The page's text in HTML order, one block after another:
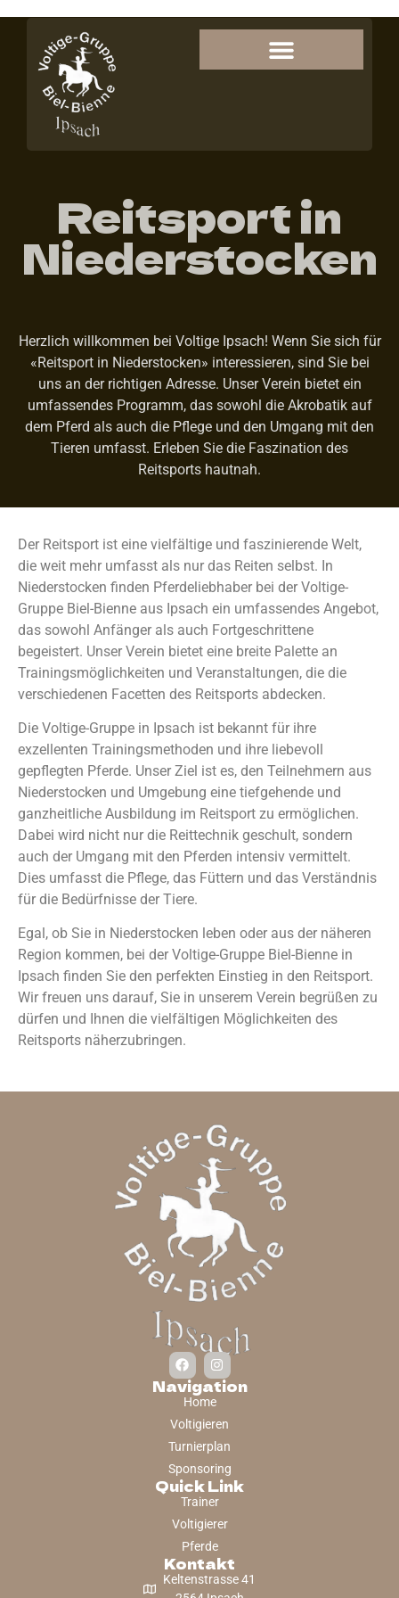
Reitsport in
Niederstocken
Herzlich willkommen bei Voltige Ipsach! Wenn Sie sich für
«Reitsport in Niederstocken» interessieren, sind Sie bei
uns an der richtigen Adresse. Unser Verein bietet ein
umfassendes Programm, das sowohl die Akrobatik auf
dem Pferd als auch die Pflege und den Umgang mit den
Tieren umfasst. Erleben Sie die Faszination des
Reitsports hautnah.
Der Reitsport ist eine vielfältige und faszinierende Welt,
die weit mehr umfasst als nur das Reiten selbst. In
Niederstocken finden Pferdeliebhaber bei der Voltige-
Gruppe Biel-Bienne aus Ipsach ein umfassendes Angebot,
das sowohl Anfänger als auch Fortgeschrittene
begeistert. Unser Verein bietet eine breite Palette an
Trainingsmöglichkeiten und Veranstaltungen, die die
verschiedenen Facetten des Reitsports abdecken.
Die Voltige-Gruppe in Ipsach ist bekannt für ihre
exzellenten Trainingsmethoden und ihre liebevoll
gepflegten Pferde. Unser Ziel ist es, den Teilnehmern aus
Niederstocken und Umgebung eine tiefgehende und
ganzheitliche Ausbildung im Reitsport zu ermöglichen.
Dabei wird nicht nur die Reittechnik geschult, sondern
auch der Umgang mit den Pferden intensiv vermittelt.
Dies umfasst die Pflege, das Füttern und das Verständnis
für die Bedürfnisse der Tiere.
Egal, ob Sie in Niederstocken leben oder aus der näheren
Region kommen, bei der Voltige-Gruppe Biel-Bienne in
Ipsach finden Sie den perfekten Einstieg in den Reitsport.
Wir freuen uns darauf, Sie in unserem Verein begrüßen zu
dürfen und Ihnen die vielfältigen Möglichkeiten des
Reitsports näherzubringen.
Navigation
Home
Voltigieren
Turnierplan
Sponsoring
Quick Link
Trainer
Voltigierer
Pferde
Kontakt
Keltenstrasse 41